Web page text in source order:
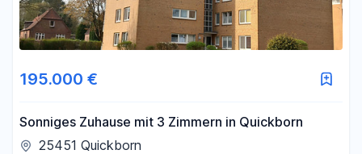
195.000 €
Sonniges Zuhause mit 3 Zimmern in Quickborn
25451 Quickborn